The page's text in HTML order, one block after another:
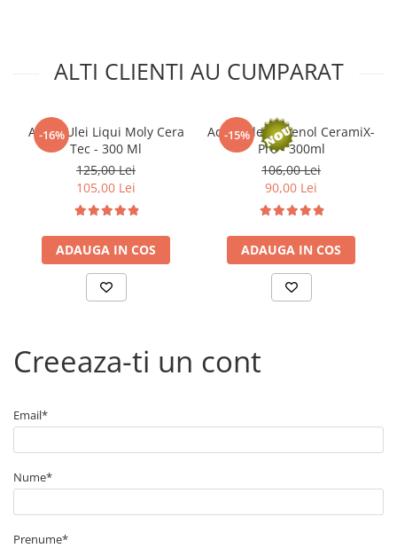
ALTI CLIENTI AU CUMPARAT
-16%
Aditiv Ulei Liqui Moly Cera
Tec - 300 Ml
125,00 Lei
105,00 Lei
ADAUGA IN COS
-15%
Aditiv ulei Ravenol CeramiX-
Pro - 300ml
106,00 Lei
90,00 Lei
ADAUGA IN COS
Creeaza-ti un cont
Email*
Nume*
Prenume*